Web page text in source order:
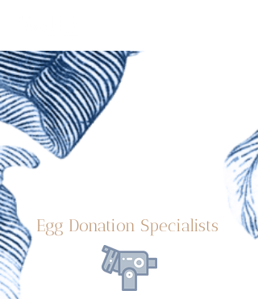
Egg Donation Specialists